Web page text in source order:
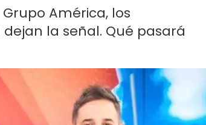
América, los
la señal. Qué pasará